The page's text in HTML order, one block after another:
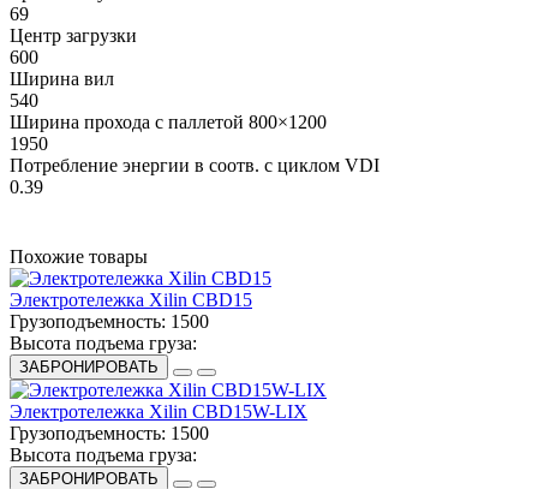
69
Центр загрузки
600
Ширина вил
540
Ширина прохода с паллетой 800×1200
1950
Потребление энергии в соотв. с циклом VDI
0.39
Похожие товары
Электротележка Xilin CBD15
Грузоподъемность: 1500
Высота подъема груза:
ЗАБРОНИРОВАТЬ
Электротележка Xilin CBD15W-LIX
Грузоподъемность: 1500
Высота подъема груза:
ЗАБРОНИРОВАТЬ